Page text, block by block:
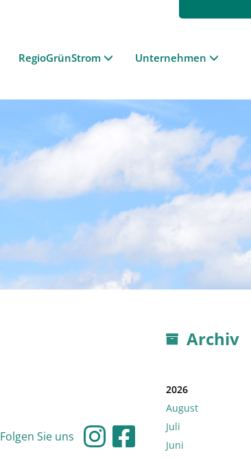
RegioGrünStrom Unternehmen
Folgen Sie uns
Archiv
2026
August
Juli
Juni